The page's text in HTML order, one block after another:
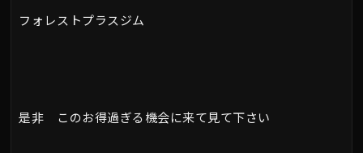
フォレストプラスジム
是非 このお得過ぎる機会に来て見て下さい